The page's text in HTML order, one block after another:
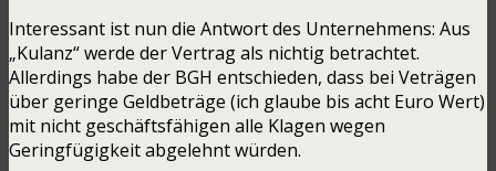
Interessant ist nun die Antwort des Unternehmens: Aus
„Kulanz“ werde der Vertrag als nichtig betrachtet.
Allerdings habe der BGH entschieden, dass bei Veträgen
über geringe Geldbeträge (ich glaube bis acht Euro Wert)
mit nicht geschäftsfähigen alle Klagen wegen
Geringfügigkeit abgelehnt würden.